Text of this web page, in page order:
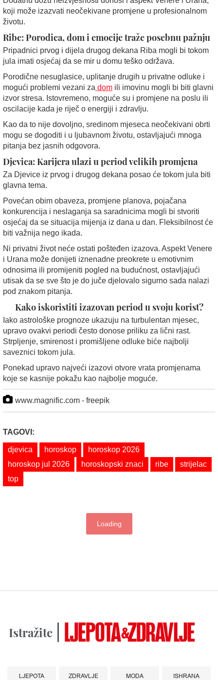
koji može izazvati neočekivane promjene u profesionalnom
životu.
Ribe: Porodica, dom i emocije traže posebnu pažnju
Pripadnici prvog i dijela drugog dekana Riba mogli bi tokom
jula imati osjećaj da se mir u domu teško održava.
Porodične nesuglasice, uplitanje drugih u privatne odluke i
mogući problemi vezani za dom ili imovinu mogli bi biti glavni
izvor stresa. Istovremeno, moguće su i promjene na poslu ili
oscilacije kada je riječ o energiji i zdravlju.
Kao da to nije dovoljno, sredinom mjeseca neočekivani obrti
mogu se dogoditi i u ljubavnom životu, ostavljajući mnoga
pitanja bez jasnih odgovora.
Djevica: Karijera ulazi u period velikih promjena
Za Djevice iz prvog i drugog dekana posao će tokom jula biti
glavna tema.
Povećan obim obaveza, promjene planova, pojačana
konkurencija i neslaganja sa saradnicima mogli bi stvoriti
osjećaj da se situacija mijenja iz dana u dan. Fleksibilnost će
biti važnija nego ikada.
Ni privatni život neće ostati pošteđen izazova. Aspekt Venere
i Urana može donijeti iznenadne preokrete u emotivnim
odnosima ili promijeniti pogled na budućnost, ostavljajući
utisak da se sve što je do juče djelovalo sigurno sada nalazi
pod znakom pitanja.
Kako iskoristiti izazovan period u svoju korist?
Iako astrološke prognoze ukazuju na turbulentan mjesec,
upravo ovakvi periodi često donose priliku za lični rast.
Strpljenje, smirenost i promišljene odluke biće najbolji
saveznici tokom jula.
Ponekad upravo najveći izazovi otvore vrata promjenama
koje se kasnije pokažu kao najbolje moguće.
www.magnific.com - freepik
TAGOVI:
djevica horoskop
horoskop 2026
horoskop jul 2026
horoskopski znaci ribe
strijelac
top
Loading
Istražite
LJEPOTA ZDRAVLJE MODA ISHRANA